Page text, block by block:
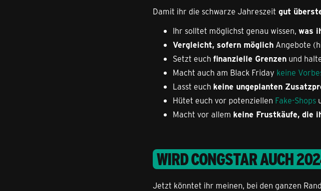
Damit ihr die schwarze Jahreszeit gut
Ihr solltet möglichst genau wissen, was
Vergleicht, sofern möglich Angebote
Setzt euch finanzielle Grenzen und
Macht auch am Black Friday keine
Lasst euch keine ungeplanten
Hütet euch vor potenziellen Fake-Shops
Macht vor allem keine Frustkäufe, die
WIRD CONGSTAR AUCH
Jetzt könntet ihr meinen, bei den ganzen